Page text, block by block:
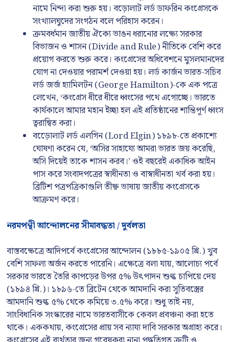
নামে নিন্দা করা শুরু হয়। বড়োলাট লর্ড ডাফরিন কংগ্রেসকে
সংখ্যালঘুদের সংগঠন বলে পরিহাস করেন।
ক্রমবর্ধমান জাতীয় ঐক্যে ভাঙন ধরানোর লক্ষ্যে সরকার
বিভাজন ও শাসন (Divide and Rule) নীতিকে বেশি করে
প্রয়োগ করতে শুরু করে। কংগ্রেসের অধিবেশনে মুসলমানদের
যোগ না দেওয়ার পরামর্শ দেওয়া হয়। লর্ড কার্জন ভারত-সচিব
লর্ড জর্জ হ্যামিলটন (George Hamilton)-কে এক পত্রে
লেখেন, ‘কংগ্রেস ধীরে ধীরে ধ্বংসের পথে এগোচ্ছে। ভারতে
কার্যকালে আমার মহান ইচ্ছা হল এই প্রতিষ্ঠানের শান্তিপূর্ণ ধ্বংস
ত্বরান্বিত করা।
বড়োেলাট লর্ড এলগিন (Lord Elgin) ১৮৯৮-তে প্রকাশ্যে
ঘোষণা করেন যে, ‘অসির সাহায্যে আমরা ভারত জয় করেছি,
অসি দিয়েই তাকে শাসন করব।’ ওই বছরেই একাধিক আইন
পাস করে সংবাদপত্রের স্বাধীনতা ও বাস্বাধীনতা খর্ব করা হয়।
ব্রিটিশ পত্রপত্রিকাগুলি তীক্ষ্ণ ভাষায় জাতীয় কংগ্রেসকে
আক্রমণ করে।
নরমপন্থী আন্দোলনের সীমাবদ্ধতা / দুর্বলতা
বাস্তবক্ষেত্রে আদিপর্বে কংগ্রেসের আন্দোলন (১৮৮৫-১৯০৫ খ্রি.) খুব
বেশি সাফল্য অর্জন করতে পারেনি। এক্ষেত্রে বলা যায়, আলোচ্য পর্বে
সরকার ভারতে তৈরি কাপড়ের উপর ৫% উৎপাদন শুল্ক চাপিয়ে দেয়
(১৮৯৪ খ্রি.)। ১৮৯৬-তে ব্রিটেন থেকে আমদানি করা সুতিবস্ত্রের
আমদানি শুল্ক ৫% থেকে কমিয়ে ৩.৫% করে। শুধু তাই নয়,
সাংবিধানিক সংস্কারের নামে ভারতবাসীকে কেবল প্রবঞ্চনা করা হতে
থাকে। এককথায়, কংগ্রেসের প্রায় সব ন্যায্য দাবি সরকার অগ্রাহ্য করে।